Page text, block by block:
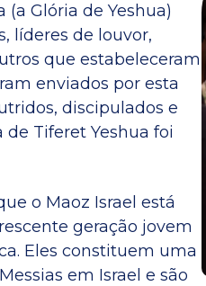
(a Glória de Yeshua)
líderes de louvor,
que estabeleceram
enviados por esta
discipulados e
de Tiferet Yeshua foi
o Maoz Israel está
geração jovem
Eles constituem uma
em Israel e são